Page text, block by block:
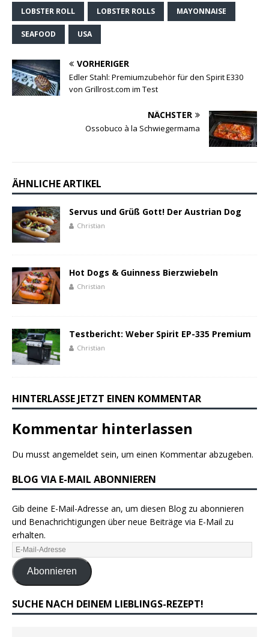
LOBSTER ROLL LOBSTER ROLLS MAYONNAISE
SEAFOOD USA
VORHERIGER
Edler Stahl: Premiumzubehör für den Spirit E330
von Grillrost.com im Test
NÄCHSTER
Ossobuco à la Schwiegermama
ÄHNLICHE ARTIKEL
Servus und Grüß Gott! Der Austrian Dog
Christian
Hot Dogs & Guinness Bierzwiebeln
Christian
Testbericht: Weber Spirit EP-335 Premium
Christian
HINTERLASSE JETZT EINEN KOMMENTAR
Kommentar hinterlassen
Du musst angemeldet sein, um einen Kommentar abzugeben.
BLOG VIA E-MAIL ABONNIEREN
Gib deine E-Mail-Adresse an, um diesen Blog zu abonnieren
und Benachrichtigungen über neue Beiträge via E-Mail zu
erhalten.
Abonnieren
SUCHE NACH DEINEM LIEBLINGS-REZEPT!